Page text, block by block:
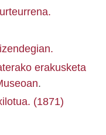
erakusketa
.
(1871)